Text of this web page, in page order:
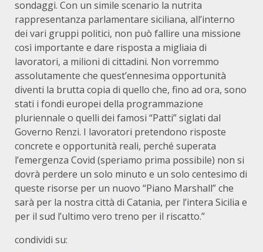
sondaggi. Con un simile scenario la nutrita
rappresentanza parlamentare siciliana, all’interno
dei vari gruppi politici, non può fallire una missione
così importante e dare risposta a migliaia di
lavoratori, a milioni di cittadini. Non vorremmo
assolutamente che quest’ennesima opportunità
diventi la brutta copia di quello che, fino ad ora, sono
stati i fondi europei della programmazione
pluriennale o quelli dei famosi “Patti” siglati dal
Governo Renzi. I lavoratori pretendono risposte
concrete e opportunità reali, perché superata
l’emergenza Covid (speriamo prima possibile) non si
dovrà perdere un solo minuto e un solo centesimo di
queste risorse per un nuovo “Piano Marshall” che
sarà per la nostra città di Catania, per l’intera Sicilia e
per il sud l’ultimo vero treno per il riscatto.”
condividi su: